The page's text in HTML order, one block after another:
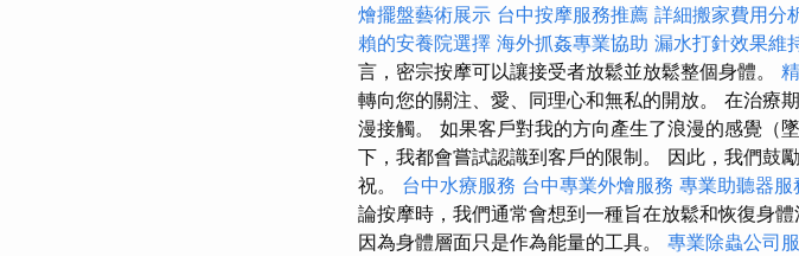
燴擺盤藝術展示 台中按摩服務推薦 詳細搬家費用分
賴的安養院選擇 海外抓姦專業協助 漏水打針效果維
言，密宗按摩可以讓接受者放鬆並放鬆整個身體。
轉向您的關注、愛、同理心和無私的開放。 在治療
漫接觸。 如果客戶對我的方向產生了浪漫的感覺（
下，我都會嘗試認識到客戶的限制。 因此，我們鼓
祝。 台中水療服務 台中專業外燴服務 專業助聽器服
論按摩時，我們通常會想到一種旨在放鬆和恢復身
因為身體層面只是作為能量的工具。 專業除蟲公司